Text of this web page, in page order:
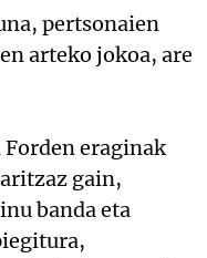
pertsonaien
arteko jokoa, are
Forden eraginak
gain,
banda eta